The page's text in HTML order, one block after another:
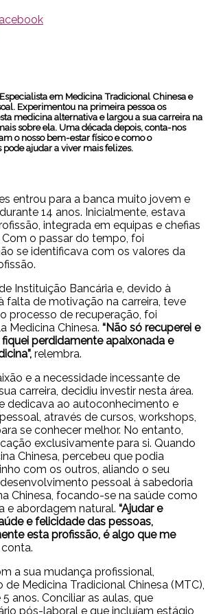
em Medicina Tradicional Chinesa e
Experimentou na primeira pessoa os
medicina alternativa e largou a sua carreira na
sobre ela. Uma década depois, conta-nos
o nosso bem-estar físico e como o
ajudar a viver mais felizes.
entrou para a banca muito jovem e
14 anos. Inicialmente, estava
integrada em equipas e chefias
o passar do tempo, foi
se identificava com os valores da
Instituição Bancária e, devido à
falta de motivação na carreira, teve
processo de recuperação, foi
Medicina Chinesa. “Não só recuperei e
perdidamente apaixonada e
relembra.
e a necessidade incessante de
carreira, decidiu investir nesta área.
dedicava ao autoconhecimento e
através de cursos, workshops,
se conhecer melhor. No entanto,
exclusivamente para si. Quando
Chinesa, percebeu que podia
com os outros, aliando o seu
pessoal à sabedoria
Chinesa, focando-se na saúde como
e abordagem natural. “Ajudar e
e felicidade das pessoas,
esta profissão, é algo que me
conta.
a sua mudança profissional,
de Medicina Tradicional Chinesa (MTC),
anos. Conciliar as aulas, que
pós-laboral e que incluíam estágio